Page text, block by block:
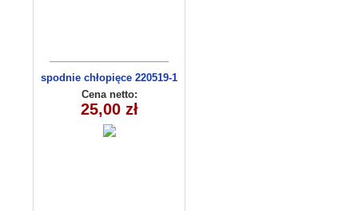
spodnie chłopięce 220519-1
(1-6) 5szt
Cena netto:
25,00 zł